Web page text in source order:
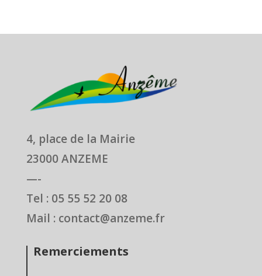
4, place de la Mairie
23000 ANZEME
—-
Tel : 05 55 52 20 08
Mail : contact@anzeme.fr
Remerciements